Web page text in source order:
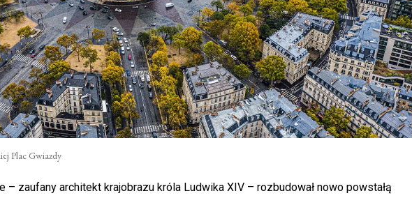
Plac Gwiazdy
– zaufany architekt krajobrazu króla Ludwika XIV – rozbudował nowo powstałą